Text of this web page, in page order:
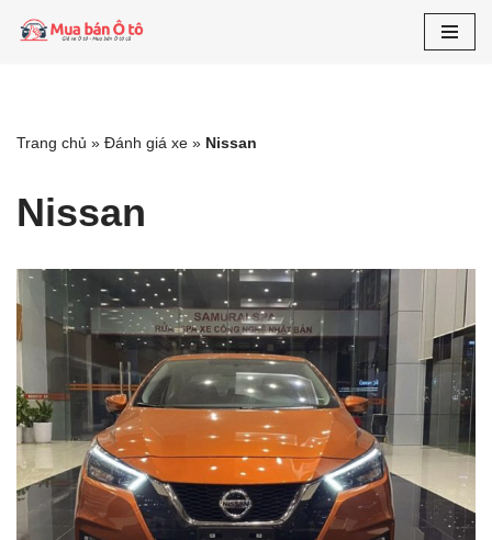
dung
Trang chủ » Đánh giá xe » Nissan
Nissan